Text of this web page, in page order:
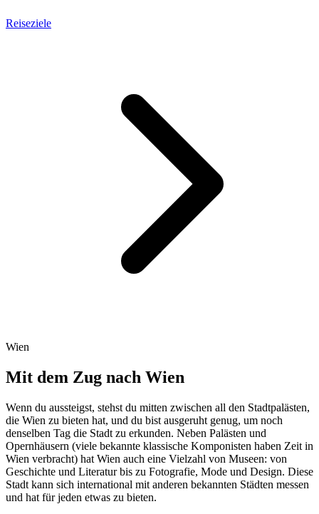
Reiseziele
Wien
Mit dem Zug nach Wien
Wenn du aussteigst, stehst du mitten zwischen all den Stadtpalästen,
die Wien zu bieten hat, und du bist ausgeruht genug, um noch
denselben Tag die Stadt zu erkunden. Neben Palästen und
Opernhäusern (viele bekannte klassische Komponisten haben Zeit in
Wien verbracht) hat Wien auch eine Vielzahl von Museen: von
Geschichte und Literatur bis zu Fotografie, Mode und Design. Diese
Stadt kann sich international mit anderen bekannten Städten messen
und hat für jeden etwas zu bieten.